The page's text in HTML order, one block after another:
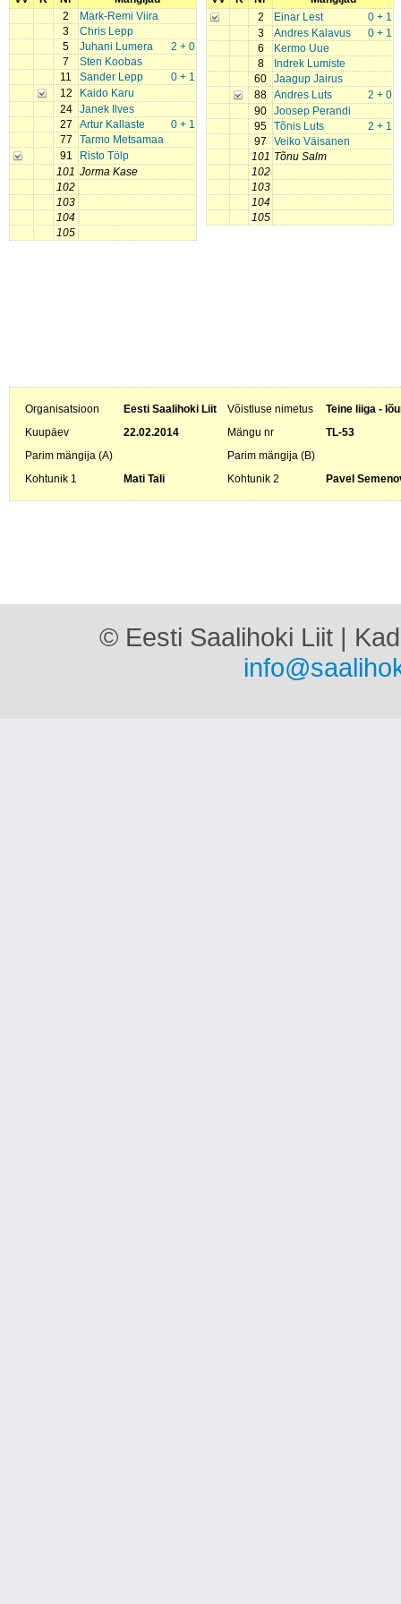
2
Mark-Remi Viira
3
Chris Lepp
5
2 + 0
Juhani Lumera
7
Sten Koobas
11
0 + 1
Sander Lepp
12
Kaido Karu
24
Janek Ilves
27
0 + 1
Artur Kallaste
77
Tarmo Metsamaa
91
Risto Tölp
101 Jorma Kase
102
103
104
105
2
0 + 1
Einar Lest
3
0 + 1
Andres Kalavus
6
Kermo Uue
8
Indrek Lumiste
60 Jaagup Jairus
88
2 + 0
Andres Luts
90 Joosep Perandi
95
2 + 1
Tõnis Luts
97
Veiko Väisanen
101 Tõnu Salm
102
103
104
105
Organisatsioon Eesti Saalihoki Liit Võistluse nimetus
Teine liiga -
Kuupäev
22.02.2014 Mängu nr
TL-53
Parim mängija (A)
Parim mängija (B)
Kohtunik 1
Mati Tali Kohtunik 2 Pavel
© Eesti Saalihoki Liit |